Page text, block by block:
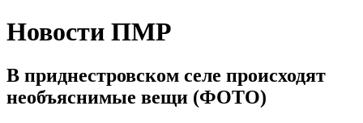
Новости ПМР
В приднестровском селе происходят
необъяснимые вещи (ФОТО)